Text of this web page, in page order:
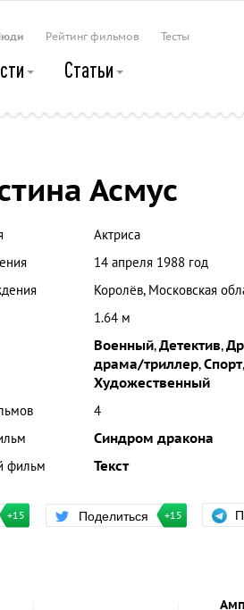
Рейтинг фильмов Тесты
Статьи
Асмус
Актриса
14 апреля 1988 год
Королёв, Московская
1.64 м
Военный,Детектив,
драма/триллер,Спорт,
Художественный
4
Синдром дракона
фильм
Текст
+15 Поделиться +15